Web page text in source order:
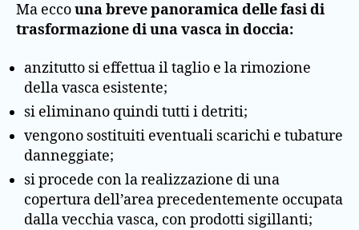
Ma eccouna breve panoramica delle fasi di
trasformazione di una vasca in doccia:
anzitutto si effettua il taglio e la rimozione
della vasca esistente;
si eliminano quindi tutti i detriti;
vengono sostituiti eventuali scarichi e tubature
danneggiate;
si procede con la realizzazione di una
copertura dell’area precedentemente occupata
dalla vecchia vasca, con prodotti sigillanti;